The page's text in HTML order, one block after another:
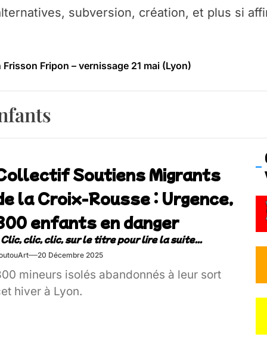
subversion, création, et plus si
contre l’A412 à l’Établi (Haute-Savoie)
Fripon – vernissage 21 mai (Lyon)
Festival – Samedi 18 juillet (Vaulx-en-Velin)
Soutiens Migrants
la Croix-Rousse : Urgence,
enfants en danger
20 Décembre 2025
mineurs isolés abandonnés à leur sort
hiver à Lyon.